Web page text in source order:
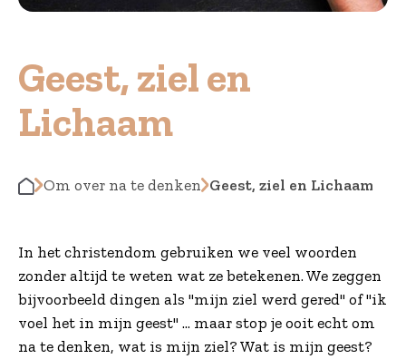
Geest, ziel en
Lichaam
Om over na te denken Geest, ziel en Lichaam
In het christendom gebruiken we veel woorden
zonder altijd te weten wat ze betekenen. We zeggen
bijvoorbeeld dingen als "mijn ziel werd gered" of "ik
voel het in mijn geest" ... maar stop je ooit echt om
na te denken, wat is mijn ziel? Wat is mijn geest?